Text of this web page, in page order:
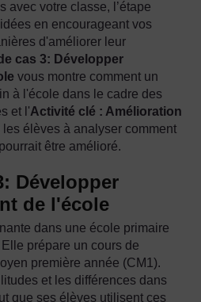
avec votre classe, l’étape
en encourageant vos
d'améliorer leur
cas 3: Développer
vous montre comment un
à l'école dans le cadre des
et l'Activité clé : Amélioration
les élèves à analyser comment
être amélioré.
Développer
de l'école
dans une école primaire
prépare un cours de
première année (CM1).
et les différences dans
que ses élèves utilisent ces